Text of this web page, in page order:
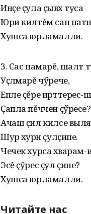
Инҫе ҫула ҫывӑх туса
Юри килтěм сан
Хушса юрламалли.
3. Сас памарě, шалт
Уҫӑлмарě чӳрече,
Епле ҫěре ирттерес-
Ҫапла пěччен ҫӳресе?
Ачаш ҫил килсе
Шурӑ хурӑн ҫулҫипе.
Чечек хурса хӑварам-
Эсě ҫӳрес ҫул ҫине?
Хушса юрламалли.
Читайте нас